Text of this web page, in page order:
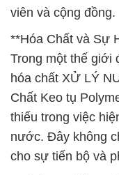
viên và cộng đồng.
**Hóa Chất và Sự
Trong một thế giới
hóa chất XỬ LÝ
Chất Keo tụ
thiếu trong việc
nước. Đây không
cho sự tiến bộ và